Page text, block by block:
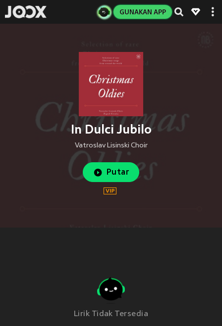
GUNAKAN APP
In Dulci Jubilo
Vatroslav Lisinski Choir
Putar
Lirik Tidak Tersedia